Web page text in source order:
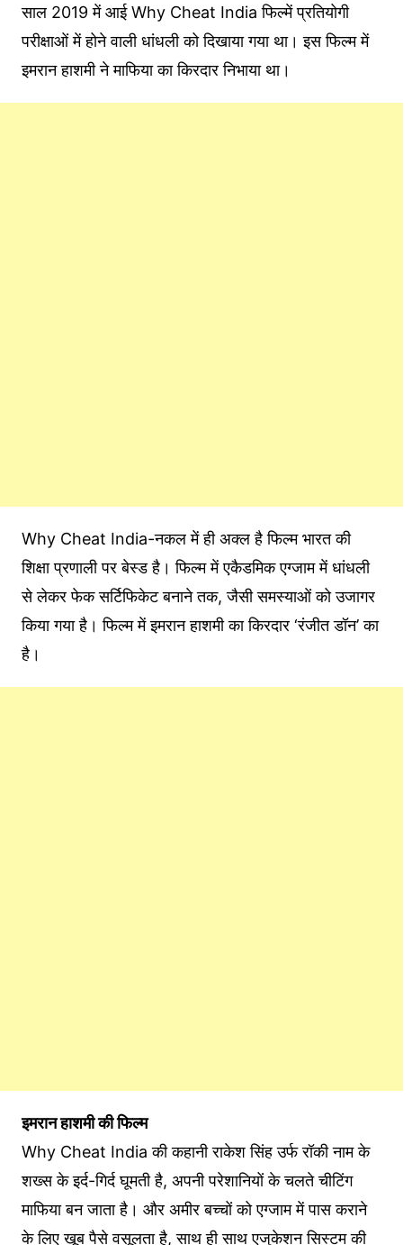
साल 2019 में आई Why Cheat India फिल्में प्रतियोगी
परीक्षाओं में होने वाली धांधली को दिखाया गया था। इस फिल्म में
इमरान हाशमी ने माफिया का किरदार निभाया था।
Why Cheat India-नकल में ही अक्ल है फिल्म भारत की
शिक्षा प्रणाली पर बेस्ड है। फिल्म में एकैडमिक एग्जाम में धांधली
से लेकर फेक सर्टिफिकेट बनाने तक, जैसी समस्याओं को उजागर
किया गया है। फिल्म में इमरान हाशमी का किरदार ‘रंजीत डॉन’ का
है।
इमरान हाशमी की फिल्म
Why Cheat India की कहानी राकेश सिंह उर्फ रॉकी नाम के
शख्स के इर्द-गिर्द घूमती है, अपनी परेशानियों के चलते चीटिंग
माफिया बन जाता है। और अमीर बच्चों को एग्जाम में पास कराने
के लिए खूब पैसे वसूलता है, साथ ही साथ एजुकेशन सिस्टम की